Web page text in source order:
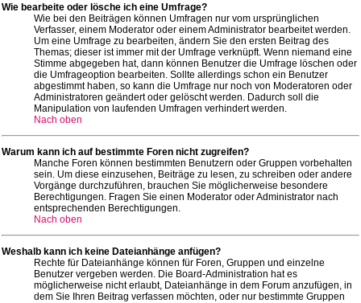
Wie bearbeite oder lösche ich eine Umfrage?
Wie bei den Beiträgen können Umfragen nur vom ursprünglichen
Verfasser, einem Moderator oder einem Administrator bearbeitet werden.
Um eine Umfrage zu bearbeiten, ändern Sie den ersten Beitrag des
Themas; dieser ist immer mit der Umfrage verknüpft. Wenn niemand eine
Stimme abgegeben hat, dann können Benutzer die Umfrage löschen oder
die Umfrageoption bearbeiten. Sollte allerdings schon ein Benutzer
abgestimmt haben, so kann die Umfrage nur noch von Moderatoren oder
Administratoren geändert oder gelöscht werden. Dadurch soll die
Manipulation von laufenden Umfragen verhindert werden.
Nach oben
Warum kann ich auf bestimmte Foren nicht zugreifen?
Manche Foren können bestimmten Benutzern oder Gruppen vorbehalten
sein. Um diese einzusehen, Beiträge zu lesen, zu schreiben oder andere
Vorgänge durchzuführen, brauchen Sie möglicherweise besondere
Berechtigungen. Fragen Sie einen Moderator oder Administrator nach
entsprechenden Berechtigungen.
Nach oben
Weshalb kann ich keine Dateianhänge anfügen?
Rechte für Dateianhänge können für Foren, Gruppen und einzelne
Benutzer vergeben werden. Die Board-Administration hat es
möglicherweise nicht erlaubt, Dateianhänge in dem Forum anzufügen, in
dem Sie Ihren Beitrag verfassen möchten, oder nur bestimmte Gruppen